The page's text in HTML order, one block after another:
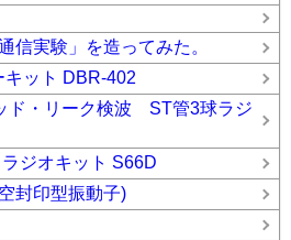
信実験」を造ってみた。
ット DBR-402
ド・リーク検波 ST管3球ラジ
ジオキット S66D
封印型振動子)